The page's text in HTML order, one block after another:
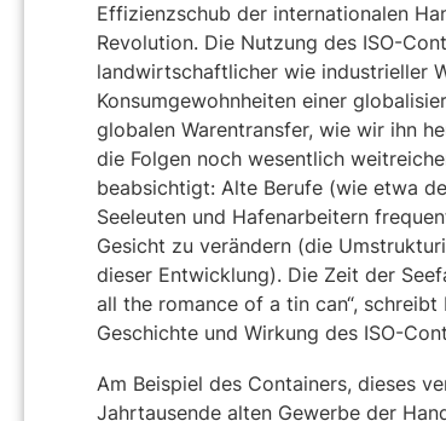
Effizienzschub der internationalen
Revolution. Die Nutzung des ISO-
landwirtschaftlicher wie industrieller
Konsumgewohnheiten einer
globalen Warentransfer, wie wir ihn
die Folgen noch wesentlich
beabsichtigt: Alte Berufe (wie etwa
Seeleuten und Hafenarbeitern
Gesicht zu verändern (die
dieser Entwicklung). Die Zeit der
all the romance of a tin can“,
Geschichte und Wirkung des ISO-
Am Beispiel des Containers, dieses
Jahrtausende alten Gewerbe der